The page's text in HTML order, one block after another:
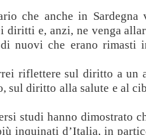
che anche in Sardegna
diritti e, anzi, ne venga
nuovi che erano rimasti
riflettere sul diritto a un
sul diritto alla salute e al
studi hanno dimostrato
inquinati d’Italia, in